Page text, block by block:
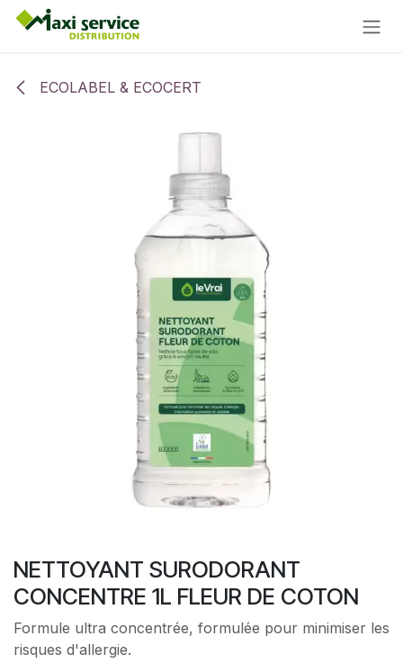
Se rendre au contenu
ECOLABEL & ECOCERT
NETTOYANT SURODORANT
CONCENTRE 1L FLEUR DE COTON
Formule ultra concentrée, formulée pour minimiser les
risques d'allergie.